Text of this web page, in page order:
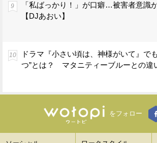
「私ばっかり！」が口癖…被害者意識
【DJあおい】
ドラマ『小さい頃は、神様がいて』で
つ”とは？ マタニティーブルーとの違
をフォロー